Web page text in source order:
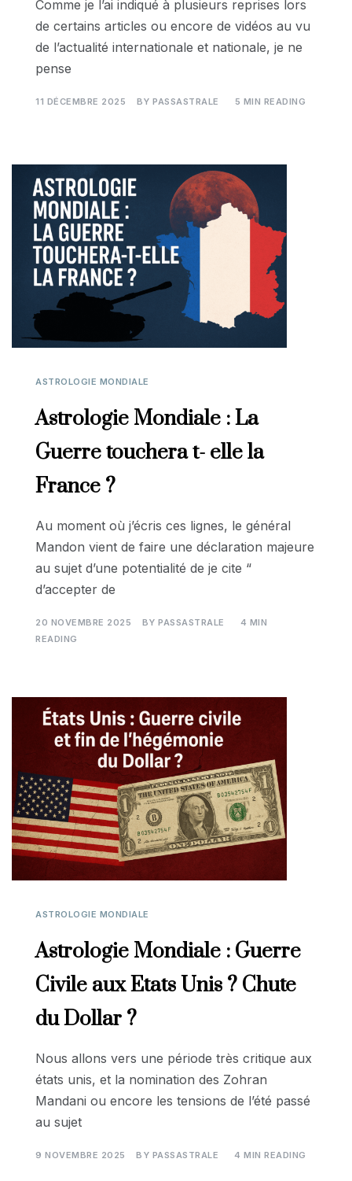
Comme je l’ai indiqué à plusieurs reprises lors
de certains articles ou encore de vidéos au vu
de l’actualité internationale et nationale, je ne
pense
11 DÉCEMBRE 2025 BY PASSASTRALE 5 MIN READING
ASTROLOGIE MONDIALE
Astrologie Mondiale : La
Guerre touchera t- elle la
France ?
Au moment où j’écris ces lignes, le général
Mandon vient de faire une déclaration majeure
au sujet d’une potentialité de je cite “
d’accepter de
20 NOVEMBRE 2025 BY PASSASTRALE
4 MIN
READING
ASTROLOGIE MONDIALE
Astrologie Mondiale : Guerre
Civile aux Etats Unis ? Chute
du Dollar ?
Nous allons vers une période très critique aux
états unis, et la nomination des Zohran
Mandani ou encore les tensions de l’été passé
au sujet
9 NOVEMBRE 2025 BY PASSASTRALE 4 MIN READING